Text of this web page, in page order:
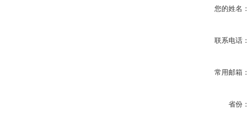
您的姓名：
联系电话：
常用邮箱：
省份：